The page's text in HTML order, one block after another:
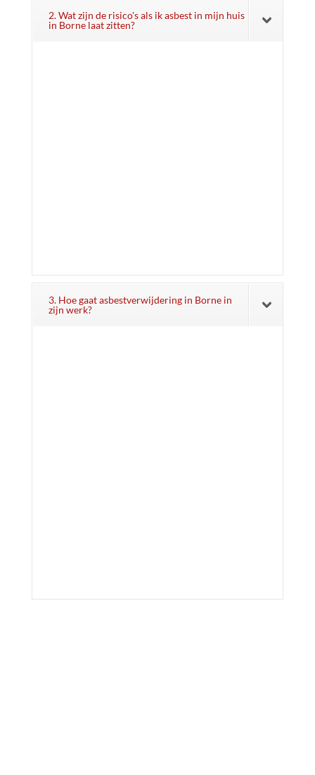
2. Wat zijn de risico's als ik asbest in mijn huis
in Borne laat zitten?
3. Hoe gaat asbestverwijdering in Borne in
zijn werk?